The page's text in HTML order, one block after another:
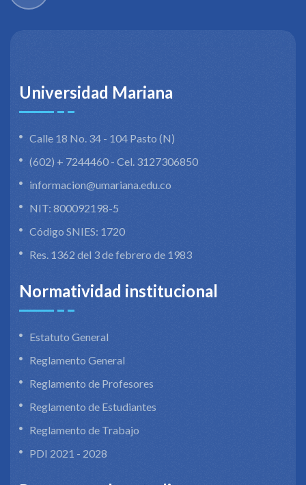
Universidad Mariana
Calle 18 No. 34 - 104 Pasto (N)
(602) + 7244460 - Cel. 3127306850
informacion@umariana.edu.co
NIT: 800092198-5
Código SNIES: 1720
Res. 1362 del 3 de febrero de 1983
Normatividad institucional
Estatuto General
Reglamento General
Reglamento de Profesores
Reglamento de Estudiantes
Reglamento de Trabajo
PDI 2021 - 2028